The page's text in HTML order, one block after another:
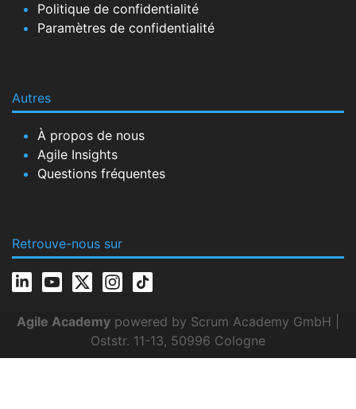
Politique de confidentialité
Paramètres de confidentialité
Autres
À propos de nous
Agile Insights
Questions fréquentes
Retrouve-nous sur
Agile Academy powered by Scrum Academy GmbH |
Oststr. 11-13, 50996 Cologne